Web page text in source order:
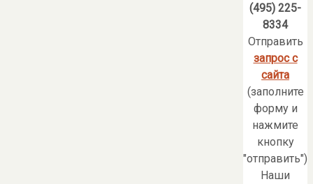
(495) 225-
8334
Отправить
запрос с
сайта
(заполните
форму и
нажмите
кнопку
"отправить")
Наши